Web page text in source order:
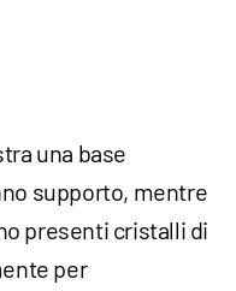
una base
supporto, mentre
presenti cristalli di
per